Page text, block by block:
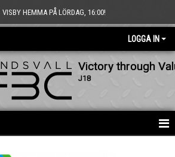
VISBY HEMMA PÅ LÖRDAG, 16:00!
LOGGA IN
Victory through
J18